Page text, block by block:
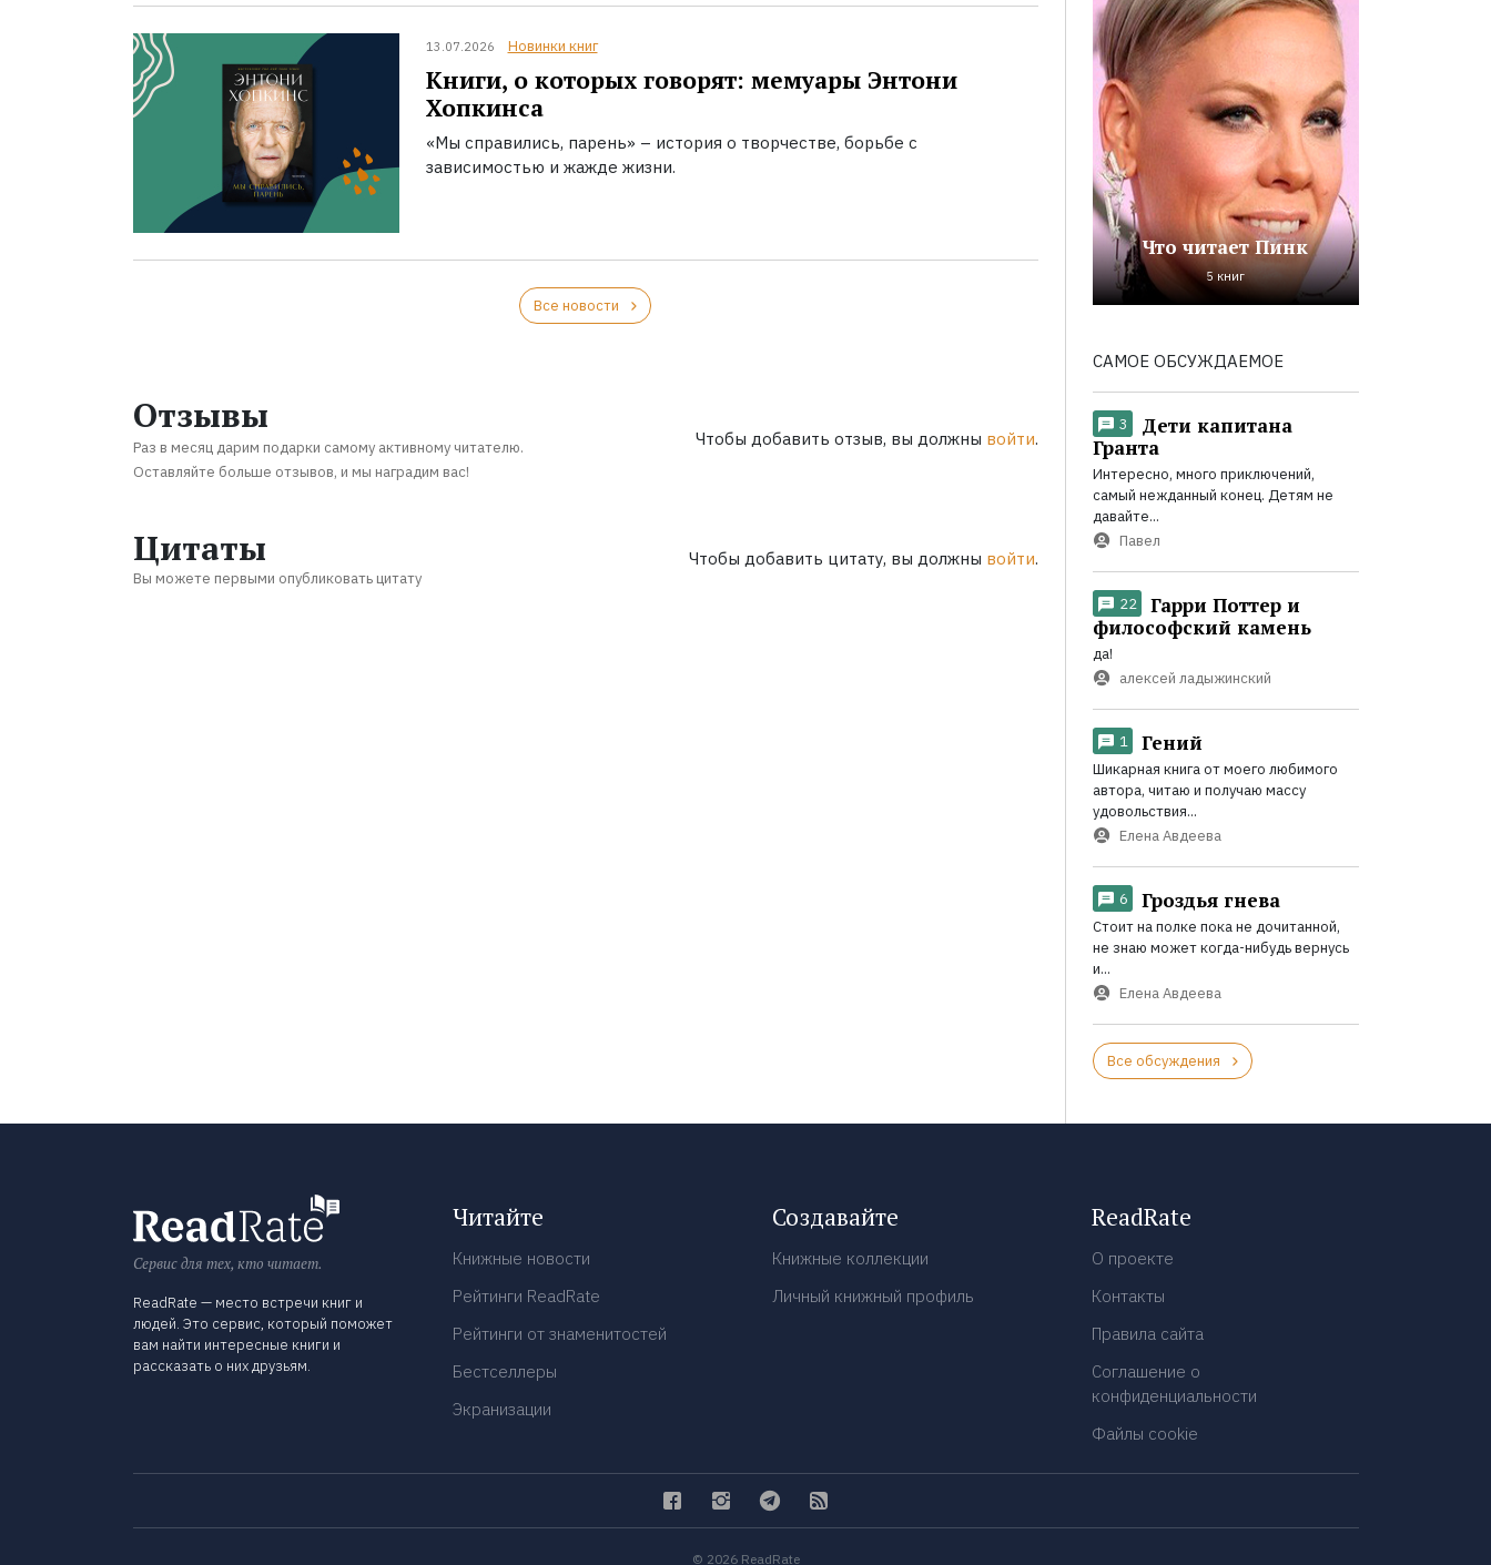
13.07.2026 Новинки книг
Книги, о которых говорят: мемуары Энтони
Хопкинса
«Мы справились, парень» – история о творчестве, борьбе с
зависимостью и жажде жизни.
Все новости
Отзывы
Раз в месяц дарим подарки самому активному читателю.
Оставляйте больше отзывов, и мы наградим вас!
Чтобы добавить отзыв, вы должны войти.
Цитаты
Вы можете первыми опубликовать цитату
Чтобы добавить цитату, вы должны войти.
Что читает Пинк
5 книг
САМОЕ ОБСУЖДАЕМОЕ
3
Дети капитана
Гранта
Интересно, много приключений,
самый нежданный конец. Детям не
давайте...
Павел
22
Гарри Поттер и
философский камень
да!
алексей ладыжинский
1 Гений
Шикарная книга от моего любимого
автора, читаю и получаю массу
удовольствия...
Елена Авдеева
6 Гроздья гнева
Стоит на полке пока не дочитанной,
не знаю может когда-нибудь вернусь
и...
Елена Авдеева
Все обсуждения
Сервис для тех, кто читает.
ReadRate — место встречи книг и
людей. Это сервис, который поможет
вам найти интересные книги и
рассказать о них друзьям.
Читайте
Книжные новости
Рейтинги ReadRate
Рейтинги от знаменитостей
Бестселлеры
Экранизации
Создавайте
Книжные коллекции
Личный книжный профиль
ReadRate
О проекте
Контакты
Правила сайта
Соглашение о
конфиденциальности
Файлы cookie
© 2026 ReadRate